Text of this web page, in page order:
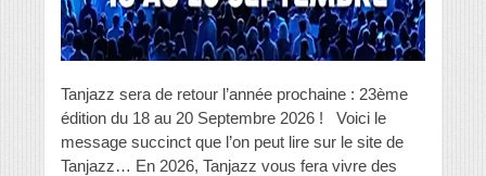
Tanjazz sera de retour l’année prochaine : 23ème
édition du 18 au 20 Septembre 2026 ! Voici le
message succinct que l’on peut lire sur le site de
Tanjazz… En 2026, Tanjazz vous fera vivre des